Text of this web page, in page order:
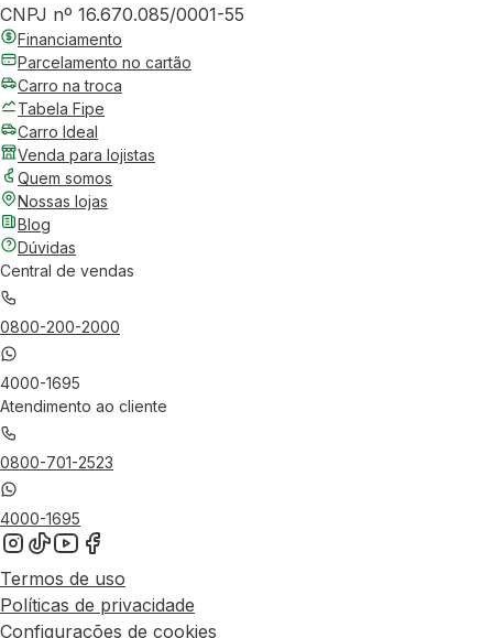
CNPJ nº 16.670.085/0001-55
Financiamento
Parcelamento no cartão
Carro na troca
Tabela Fipe
Carro Ideal
Venda para lojistas
Quem somos
Nossas lojas
Blog
Dúvidas
Central de vendas
0800-200-2000
4000-1695
Atendimento ao cliente
0800-701-2523
4000-1695
Termos de uso
Políticas de privacidade
Configurações de cookies